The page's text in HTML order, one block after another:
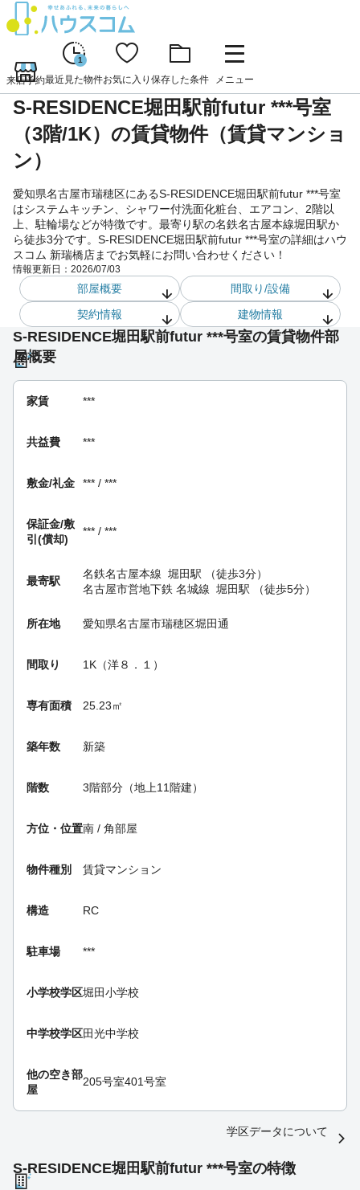
来店予約
1
最近見た物件お気に入り 保存した条件 メニュー
S-RESIDENCE堀田駅前futur ***号室
（3階/1K）の賃貸物件（賃貸マンショ
ン）
愛知県名古屋市瑞穂区にあるS-RESIDENCE堀田駅前futur ***号室
はシステムキッチン、シャワー付洗面化粧台、エアコン、2階以
上、駐輪場などが特徴です。最寄り駅の名鉄名古屋本線堀田駅か
ら徒歩3分です。S-RESIDENCE堀田駅前futur ***号室の詳細はハウ
スコム 新瑞橋店までお気軽にお問い合わせください！
情報更新日： 2026/07/03
部屋概要
間取り/設備
契約情報
建物情報
S-RESIDENCE堀田駅前futur ***号室の賃貸物件部
屋概要
家賃 ***
共益費 ***
敷金/礼金 *** / ***
保証金/敷
引(償却)
*** / ***
最寄駅
名鉄名古屋本線 堀田駅 （徒歩3分）
名古屋市営地下鉄 名城線 堀田駅 （徒歩5分）
所在地 愛知県名古屋市瑞穂区堀田通
間取り 1K（洋８．１）
専有面積 25.23㎡
築年数 新築
階数 3階部分（地上11階建）
方位・位置南 / 角部屋
物件種別 賃貸マンション
構造 RC
駐車場 ***
小学校学区堀田小学校
中学校学区田光中学校
他の空き部
屋
205号室401号室
学区データについて
S-RESIDENCE堀田駅前futur ***号室の特徴